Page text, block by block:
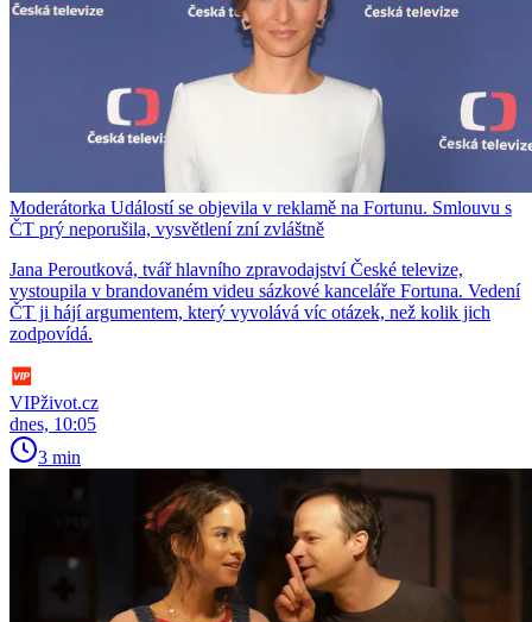
Moderátorka Událostí se objevila v reklamě na Fortunu. Smlouvu s
ČT prý neporušila, vysvětlení zní zvláštně
Jana Peroutková, tvář hlavního zpravodajství České televize,
vystoupila v brandovaném videu sázkové kanceláře Fortuna. Vedení
ČT ji hájí argumentem, který vyvolává víc otázek, než kolik jich
zodpovídá.
VIPživot.cz
dnes, 10:05
3 min